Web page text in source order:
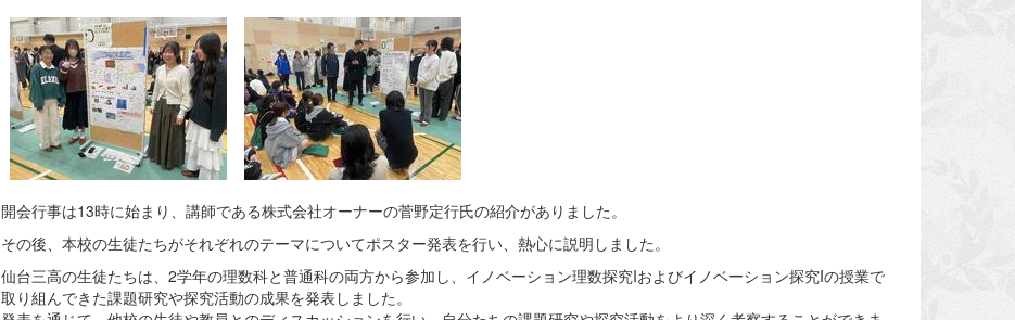
開会行事は13時に始まり、講師である株式会社オーナーの菅野定行氏の紹介がありました。
その後、本校の生徒たちがそれぞれのテーマについてポスター発表を行い、熱心に説明しました。
仙台三高の生徒たちは、2学年の理数科と普通科の両方から参加し、イノベーション理数探究Iおよびイノベーション探究Iの授業で
取り組んできた課題研究や探究活動の成果を発表しました。